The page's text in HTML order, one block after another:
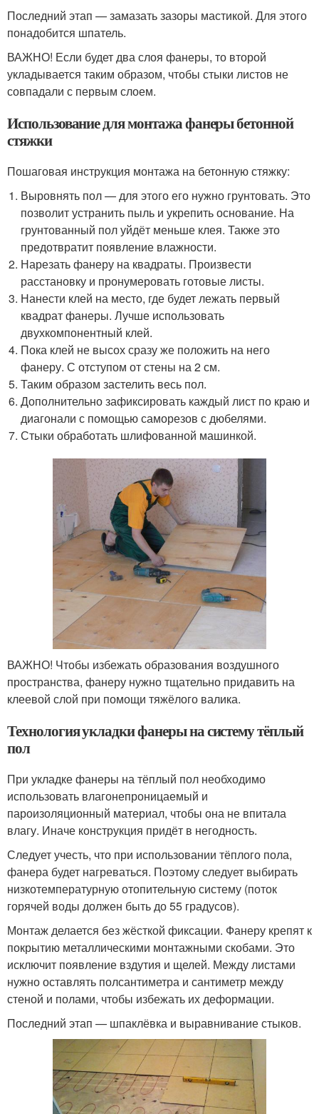
Последний этап — замазать зазоры мастикой. Для этого
понадобится шпатель.
ВАЖНО! Если будет два слоя фанеры, то второй
укладывается таким образом, чтобы стыки листов не
совпадали с первым слоем.
Использование для монтажа фанеры бетонной
стяжки
Пошаговая инструкция монтажа на бетонную стяжку:
Выровнять пол — для этого его нужно грунтовать. Это
позволит устранить пыль и укрепить основание. На
грунтованный пол уйдёт меньше клея. Также это
предотвратит появление влажности.
Нарезать фанеру на квадраты. Произвести
расстановку и пронумеровать готовые листы.
Нанести клей на место, где будет лежать первый
квадрат фанеры. Лучше использовать
двухкомпонентный клей.
Пока клей не высох сразу же положить на него
фанеру. С отступом от стены на 2 см.
Таким образом застелить весь пол.
Дополнительно зафиксировать каждый лист по краю и
диагонали с помощью саморезов с дюбелями.
Стыки обработать шлифованной машинкой.
ВАЖНО! Чтобы избежать образования воздушного
пространства, фанеру нужно тщательно придавить на
клеевой слой при помощи тяжёлого валика.
Технология укладки фанеры на систему тёплый
пол
При укладке фанеры на тёплый пол необходимо
использовать влагонепроницаемый и
пароизоляционный материал, чтобы она не впитала
влагу. Иначе конструкция придёт в негодность.
Следует учесть, что при использовании тёплого пола,
фанера будет нагреваться. Поэтому следует выбирать
низкотемпературную отопительную систему (поток
горячей воды должен быть до 55 градусов).
Монтаж делается без жёсткой фиксации. Фанеру крепят к
покрытию металлическими монтажными скобами. Это
исключит появление вздутия и щелей. Между листами
нужно оставлять полсантиметра и сантиметр между
стеной и полами, чтобы избежать их деформации.
Последний этап — шпаклёвка и выравнивание стыков.